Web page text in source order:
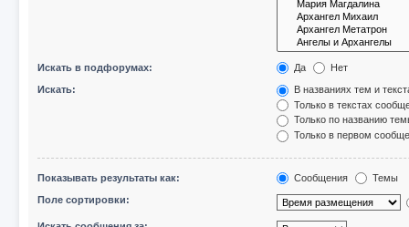
Искать в подфорумах: Да Нет
Искать:
В названиях тем и
Только в текстах
Только по названию
Только в первом
Показывать результаты как: Сообщения Темы
Поле сортировки: